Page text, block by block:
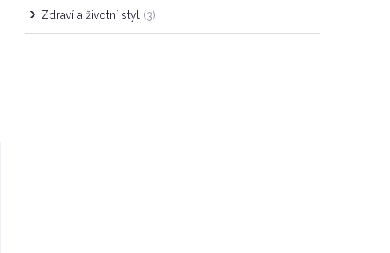
Zdraví a životní styl (3)